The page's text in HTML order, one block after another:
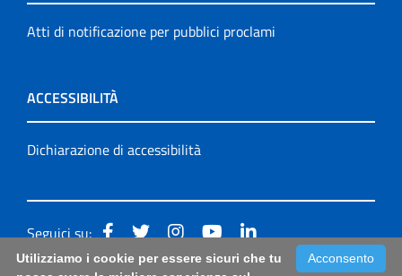
Atti di notificazione per pubblici proclami
ACCESSIBILITÀ
Dichiarazione di accessibilità
Seguici su:
Acconsento
Utilizziamo i cookie per essere sicuri che tu